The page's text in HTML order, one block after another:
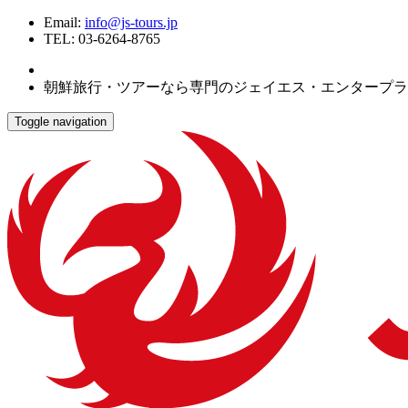
Email: info@js-tours.jp
TEL: 03-6264-8765
朝鮮旅行・ツアーなら専門のジェイエス・エンタープ
Toggle navigation